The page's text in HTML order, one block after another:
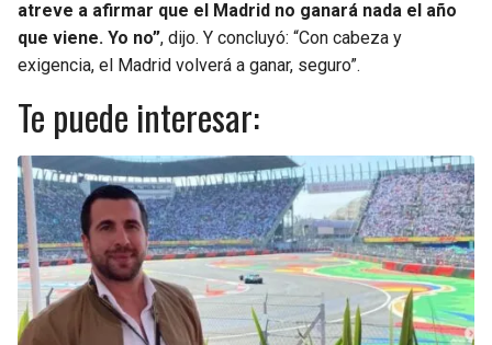
atreve a afirmar que el Madrid no ganará nada el año
que viene. Yo no”, dijo. Y concluyó: “Con cabeza y
exigencia, el Madrid volverá a ganar, seguro”.
Te puede interesar: